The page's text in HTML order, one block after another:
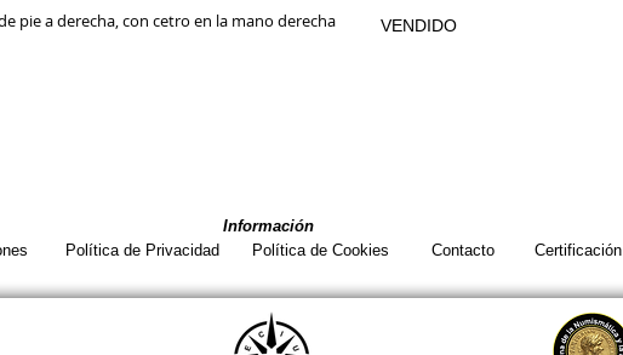
pie a derecha, con cetro en la mano derecha VENDIDO
Información
Política de Privacidad Política de Cookies Contacto Certificación